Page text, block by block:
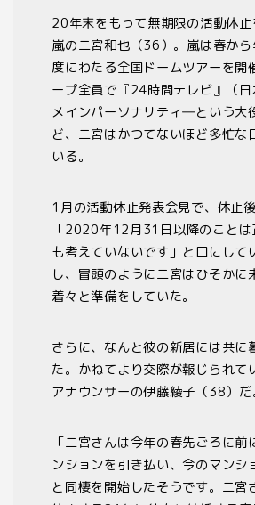
20年末をもって無期限の活動休
嵐の二宮和也（36 ）。嵐は春か
度にわたる全国ドームツアーを開
ープ全員で『24時間テレビ』（
メインパーソナリティ―という大
ど、二宮はかつてないほど多忙な
いる。
1 月の活動休止発表会見で、休止
「2020年12月31 日以降のこと
も考えていないです」と口にして
し、冒頭のように二宮はひそかに
着々と準備をしていた。
さらに、なんと彼の新居には共に
た。かねてより交際が報じられて
アナウンサーの伊藤綾子（38）だ
「二宮さんは今年の春先ごろに前
ンションを引き払い、今のマンシ
と同棲を開始したそうです。二宮